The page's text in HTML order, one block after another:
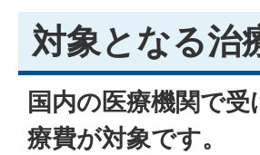
対象となる治
国内の医療機関で
療費が対象です。